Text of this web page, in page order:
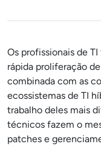
Os profissionais de
rápida proliferação
combinada com as
ecossistemas de TI
trabalho deles mais
técnicos fazem o
patches e